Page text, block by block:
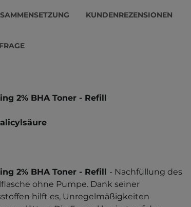
KUNDENREZENSIONEN
2% BHA Toner - Refill
2% BHA Toner - Refill - Nachfüllung des
ohne Pumpe. Dank seiner
hilft es, Unregelmäßigkeiten